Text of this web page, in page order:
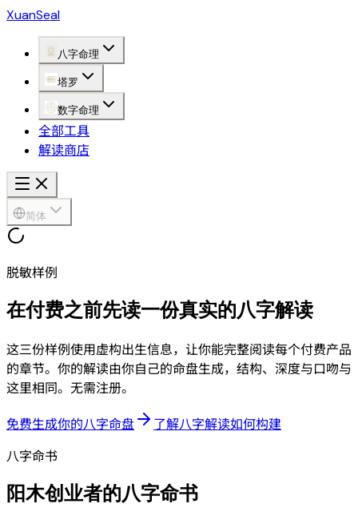
XuanSeal
八字命理
塔罗
数字命理
全部工具
解读商店
简体
脱敏样例
在付费之前先读一份真实的八字解读
这三份样例使用虚构出生信息，让你能完整阅读每个付费产品
的章节。你的解读由你自己的命盘生成，结构、深度与口吻与
这里相同。无需注册。
免费生成你的八字命盘
了解八字解读如何构建
八字命书
阳木创业者的八字命书